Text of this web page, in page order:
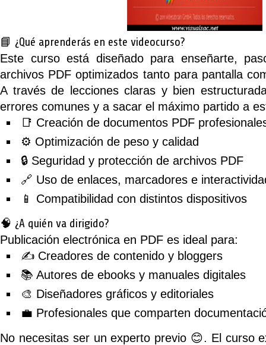
📘 ¿Qué aprenderás en este videocurso?
Este curso está diseñado para enseñarte,
archivos PDF optimizados tanto para pantalla
A través de lecciones claras y bien
errores comunes y a sacar el máximo partido a
📑 Creación de documentos PDF
⚙️ Optimización de peso y calidad
🔒 Seguridad y protección de archivos PDF
🔗 Uso de enlaces, marcadores e
📱 Compatibilidad con distintos dispositivos
🧠 ¿A quién va dirigido?
Publicación electrónica en PDF es ideal para:
✍️ Creadores de contenido y bloggers
📚 Autores de ebooks y manuales digitales
🎨 Diseñadores gráficos y editoriales
💼 Profesionales que comparten
No necesitas ser un experto previo 😊. El curso